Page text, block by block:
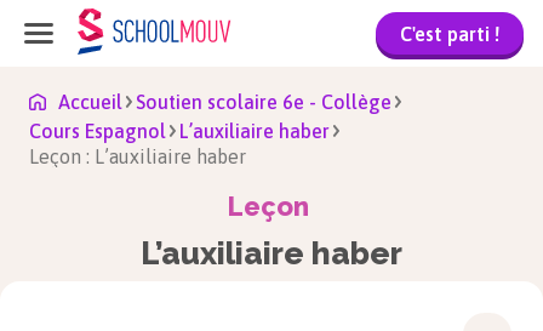
C'est parti !
Accueil
Soutien scolaire 6e - Collège
Cours Espagnol
L’auxiliaire haber
Leçon : L’auxiliaire haber
Leçon
L’auxiliaire haber